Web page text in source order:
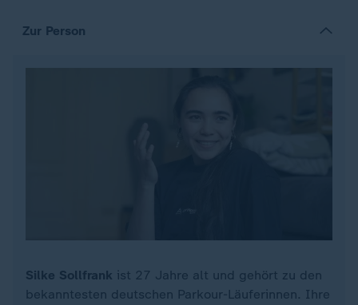
Zur Person
Silke Sollfrank ist 27 Jahre alt und gehört zu den
bekanntesten deutschen Parkour-Läuferinnen. Ihre